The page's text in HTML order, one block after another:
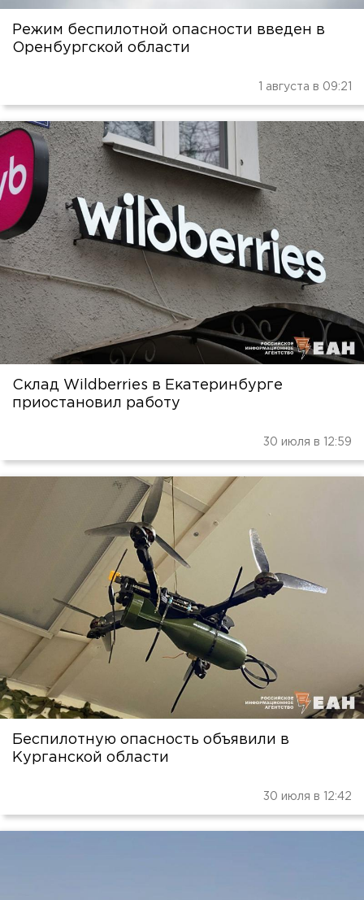
Режим беспилотной опасности введен в
Оренбургской области
1 августа в 09:21
Склад Wildberries в Екатеринбурге
приостановил работу
30 июля в 12:59
Беспилотную опасность объявили в
Курганской области
30 июля в 12:42